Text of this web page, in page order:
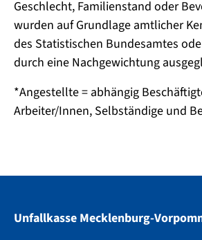
Geschlecht, Familienstand oder
wurden auf Grundlage amtlicher
des Statistischen Bundesamtes
durch eine Nachgewichtung
*Angestellte = abhängig
Arbeiter/Innen, Selbständige und
Unfallkasse Mecklenburg-